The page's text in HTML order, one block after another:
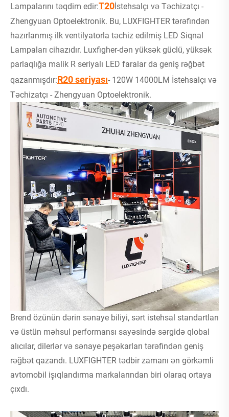
Lampalarını təqdim edir:T20İstehsalçı və Təchizatçı -
Zhengyuan Optoelektronik. Bu, LUXFIGHTER tərəfindən
hazırlanmış ilk ventilyatorla təchiz edilmiş LED Siqnal
Lampaları cihazıdır. Luxfigher-dən yüksək güclü, yüksək
parlaqlığa malik R seriyalı LED faralar da geniş rəğbət
qazanmışdır:R20 seriyası- 120W 14000LM İstehsalçı və
Təchizatçı - Zhengyuan Optoelektronik.
Brend özünün dərin sənaye biliyi, sərt istehsal standartları
və üstün məhsul performansı sayəsində sərgidə qlobal
alıcılar, dilerlər və sənaye peşəkarları tərəfindən geniş
rəğbət qazandı. LUXFIGHTER tədbir zamanı ən görkəmli
avtomobil işıqlandırma markalarından biri olaraq ortaya
çıxdı.